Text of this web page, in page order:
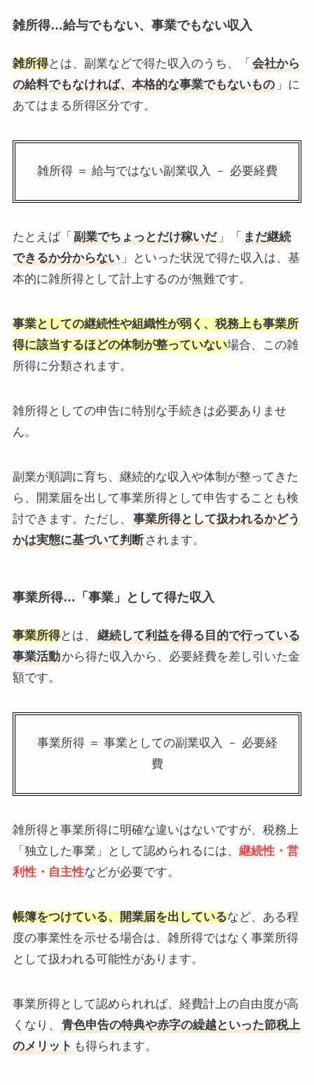
雑所得…給与でもない、事業でもない収入
雑所得とは、副業などで得た収入のうち、「 会社から
の給料でもなければ、本格的な事業でもないもの 」に
あてはまる所得区分です。
雑所得 ＝ 給与ではない副業収入 － 必要経費
たとえば「 副業でちょっとだけ稼いだ 」「 まだ継続
できるか分からない 」といった状況で得た収入は、基
本的に雑所得として計上するのが無難です。
事業としての継続性や組織性が弱く、税務上も事業所
得に該当するほどの体制が整っていない場合、この雑
所得に分類されます。
雑所得としての申告に特別な手続きは必要ありませ
ん。
副業が順調に育ち、継続的な収入や体制が整ってきた
ら、開業届を出して事業所得として申告することも検
討できます。ただし、
事業所得として扱われるかどう
かは実態に基づいて判断 されます。
事業所得…「事業」として得た収入
事業所得とは、
継続して利益を得る目的で行っている
事業活動から得た収入から、必要経費を差し引いた金
額です。
事業所得 ＝ 事業としての副業収入 － 必要経
費
雑所得と事業所得に明確な違いはないですが、税務上
「独立した事業」として認められるには、 継続性・営
利性・自主性などが必要です。
帳簿をつけている、開業届を出しているなど、ある程
度の事業性を示せる場合は、雑所得ではなく事業所得
として扱われる可能性があります。
事業所得として認められれば、経費計上の自由度が高
くなり、
青色申告の特典や赤字の繰越といった節税上
のメリット も得られます。